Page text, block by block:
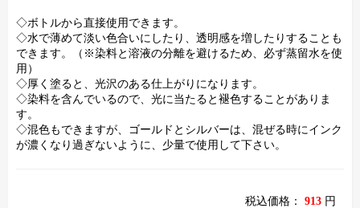
◇ボトルから直接使用できます。
◇水で薄めて淡い色合いにしたり、透明感を増したりすることも
できます。（※染料と溶液の分離を避けるため、必ず蒸留水を使
用）
◇厚く塗ると、光沢のある仕上がりになります。
◇染料を含んでいるので、光に当たると褪色することがありま
す。
◇混色もできますが、ゴールドとシルバーは、混ぜる時にインク
が濃くなり過ぎないように、少量で使用して下さい。
税込価格： 913 円